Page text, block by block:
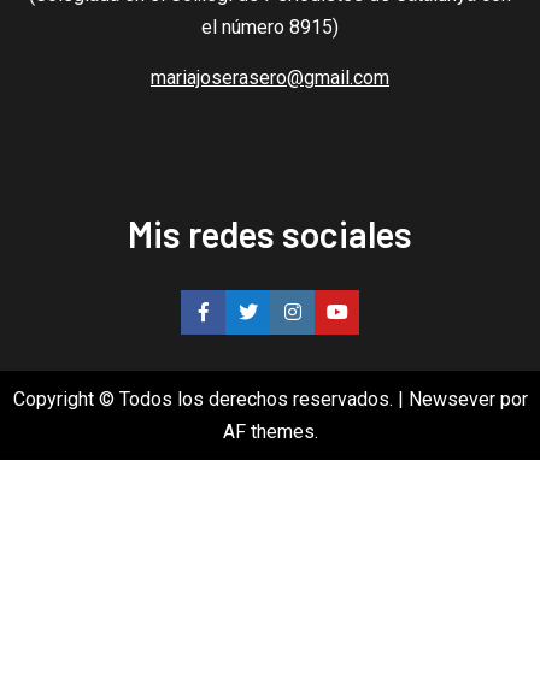
el número 8915)
mariajoserasero@gmail.com
Mis redes sociales
Copyright © Todos los derechos reservados. | Newseverpor
AF themes.